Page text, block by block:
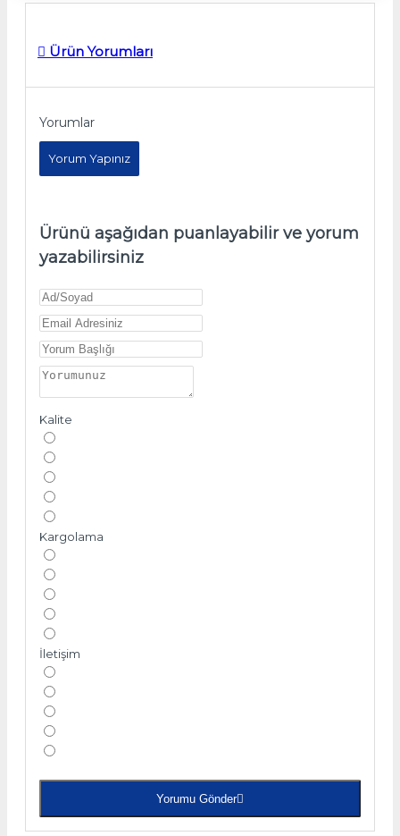
Ürün Yorumları
Yorumlar
Yorum Yapınız
Ürünü aşağıdan puanlayabilir ve yorum
yazabilirsiniz
Kalite
Kargolama
İletişim
Yorumu Gönder